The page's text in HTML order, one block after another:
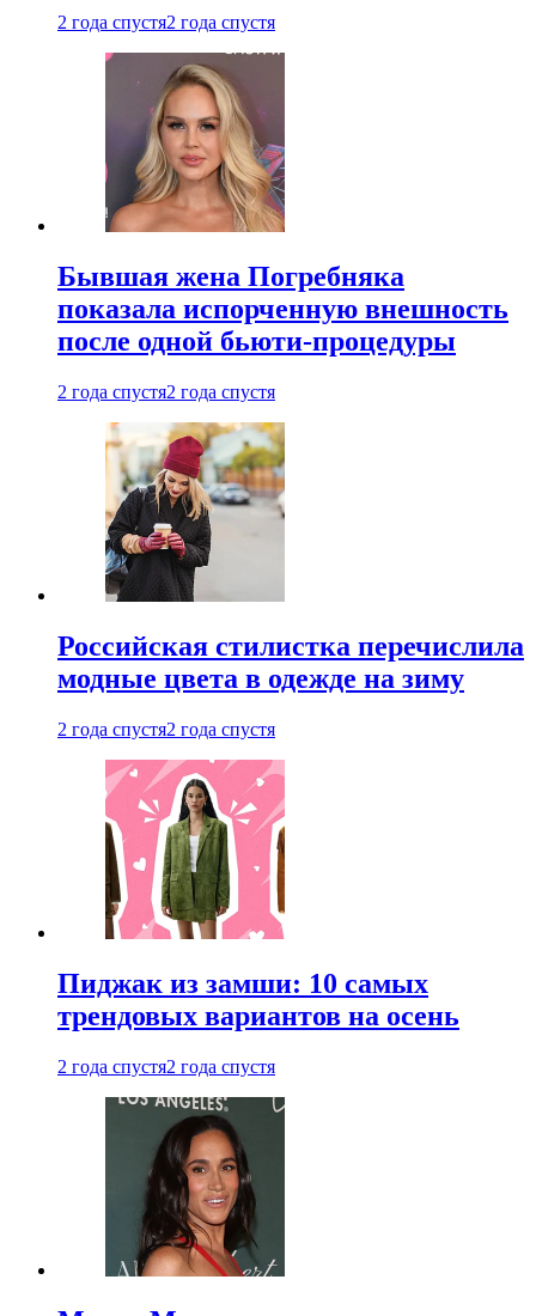
2 года спустя2 года спустя
Бывшая жена Погребняка
показала испорченную внешность
после одной бьюти-процедуры
2 года спустя2 года спустя
Российская стилистка перечислила
модные цвета в одежде на зиму
2 года спустя2 года спустя
Пиджак из замши: 10 самых
трендовых вариантов на осень
2 года спустя2 года спустя